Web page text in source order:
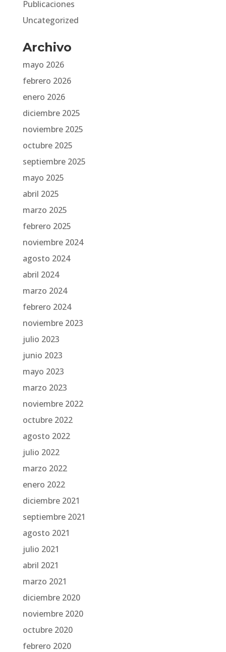
Publicaciones
Uncategorized
Archivo
mayo 2026
febrero 2026
enero 2026
diciembre 2025
noviembre 2025
octubre 2025
septiembre 2025
mayo 2025
abril 2025
marzo 2025
febrero 2025
noviembre 2024
agosto 2024
abril 2024
marzo 2024
febrero 2024
noviembre 2023
julio 2023
junio 2023
mayo 2023
marzo 2023
noviembre 2022
octubre 2022
agosto 2022
julio 2022
marzo 2022
enero 2022
diciembre 2021
septiembre 2021
agosto 2021
julio 2021
abril 2021
marzo 2021
diciembre 2020
noviembre 2020
octubre 2020
febrero 2020